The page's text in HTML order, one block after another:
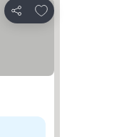
แชร์
เพิ่มในรายการโปรด